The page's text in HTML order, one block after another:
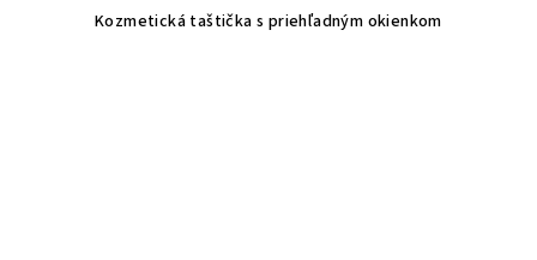
Kozmetická taštička s priehľadným okienkom